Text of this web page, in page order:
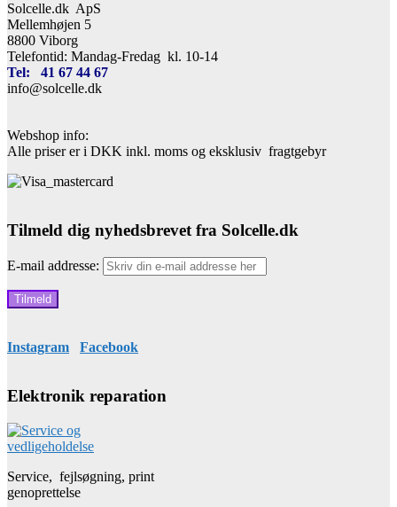
Solcelle.dk ApS
Mellemhøjen 5
8800 Viborg
Telefontid: Mandag-Fredag kl. 10-14
Tel: 41 67 44 67
info@solcelle.dk
Webshop info:
Alle priser er i DKK inkl. moms og eksklusiv fragtgebyr
Tilmeld dig nyhedsbrevet fra Solcelle.dk
E-mail addresse:
Instagram Facebook
Elektronik reparation
Service, fejlsøgning, print
genoprettelse